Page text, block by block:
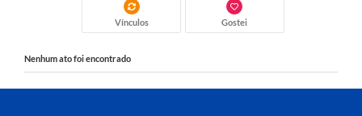
Vínculos Gostei
Nenhum ato foi encontrado